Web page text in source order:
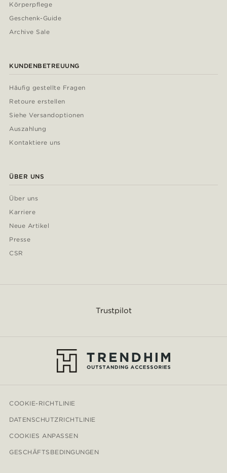
Körperpflege
Geschenk-Guide
Archive Sale
KUNDENBETREUUNG
Häufig gestellte Fragen
Retoure erstellen
Siehe Versandoptionen
Auszahlung
Kontaktiere uns
ÜBER UNS
Über uns
Karriere
Neue Artikel
Presse
CSR
Trustpilot
COOKIE-RICHTLINIE
DATENSCHUTZRICHTLINIE
COOKIES ANPASSEN
GESCHÄFTSBEDINGUNGEN